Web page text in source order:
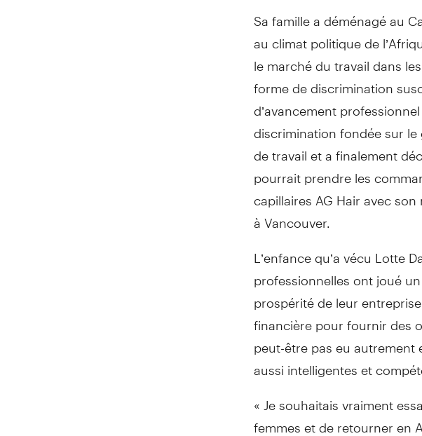
Sa famille a déménagé au
au climat politique de
le marché du travail dans
forme de discrimination
d’avancement
discrimination fondée sur
de travail et a finalement
pourrait prendre les
capillaires AG Hair avec
à Vancouver.
L’enfance qu’a vécu Lotte
professionnelles ont joué
prospérité de leur
financière pour fournir des
peut-être pas eu
aussi intelligentes et
« Je souhaitais vraiment
femmes et de retourner en